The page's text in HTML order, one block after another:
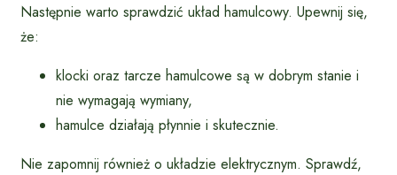
Następnie warto sprawdzić układ hamulcowy. Upewnij się,
że:
klocki oraz tarcze hamulcowe są w dobrym stanie i
nie wymagają wymiany,
hamulce działają płynnie i skutecznie.
Nie zapomnij również o układzie elektrycznym. Sprawdź,